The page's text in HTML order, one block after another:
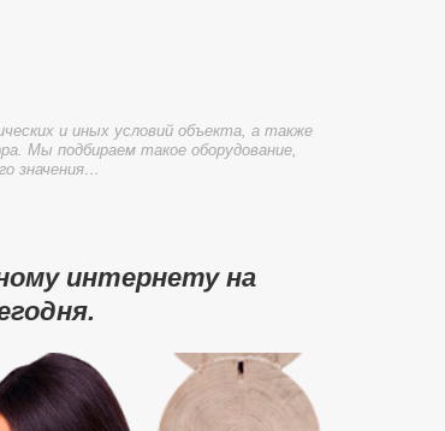
и иных условий объекта, а также
Мы подбираем такое оборудование,
значения…
интернету на